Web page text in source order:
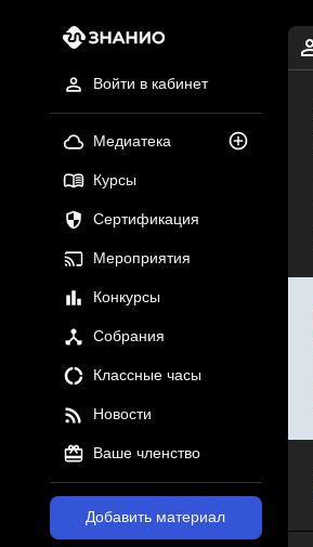
Войти в кабинет
Медиатека
Курсы
Сертификация
Мероприятия
Конкурсы
Собрания
Классные часы
Новости
Ваше членство
Добавить материал